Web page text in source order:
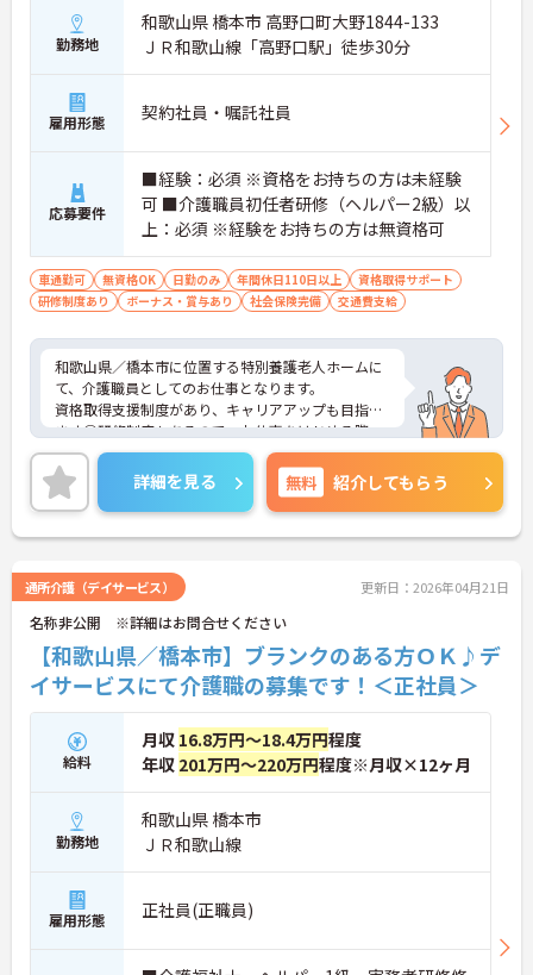
勤務地
和歌山県 橋本市 高野口町大野1844-133
ＪＲ和歌山線「高野口駅」徒歩30分
雇用形態 契約社員・嘱託社員
応募要件
■経験：必須 ※資格をお持ちの方は未経験
可 ■介護職員初任者研修（ヘルパー2級）以
上：必須 ※経験をお持ちの方は無資格可
車通勤可 無資格OK 日勤のみ 年間休日110日以上
資格取得サポート
研修制度あり
ボーナス・賞与あり 社会保険完備 交通費支給
和歌山県／橋本市に位置する特別養護老人ホームに
て、介護職員としてのお仕事となります。
資格取得支援制度があり、キャリアアップも目指せ
ます◎研修制度もあるので、お仕事をはじめる際
は、安心して開始できます♪
ご興味ある方は面接ポイントをお伝えしますので、
お気軽にお問い合わせください♪
詳細を見る 無料 紹介してもらう
通所介護（デイサービス） 更新日：2026年04月21日
名称非公開 ※詳細はお問合せください
【和歌山県／橋本市】ブランクのある方ＯＫ♪デ
イサービスにて介護職の募集です！＜正社員＞
給料
月収 16.8万円～18.4万円程度
年収 201万円～220万円程度※月収×12ヶ月
勤務地
和歌山県 橋本市
ＪＲ和歌山線
雇用形態 正社員(正職員)